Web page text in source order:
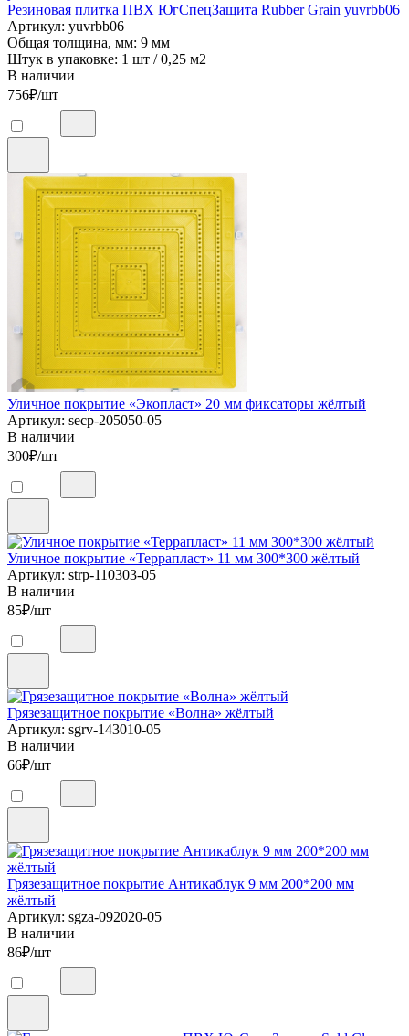
Резиновая плитка ПВХ ЮгСпецЗащита Rubber Grain yuvrbb06
Артикул: yuvrbb06
Общая толщина, мм: 9 мм
Штук в упаковке: 1 шт / 0,25 м2
В наличии
756₽/шт
Уличное покрытие «Экопласт» 20 мм фиксаторы жёлтый
Артикул: secp-205050-05
В наличии
300₽/шт
Уличное покрытие «Террапласт» 11 мм 300*300 жёлтый
Артикул: strp-110303-05
В наличии
85₽/шт
Грязезащитное покрытие «Волна» жёлтый
Артикул: sgrv-143010-05
В наличии
66₽/шт
Грязезащитное покрытие Антикаблук 9 мм 200*200 мм
жёлтый
Артикул: sgza-092020-05
В наличии
86₽/шт